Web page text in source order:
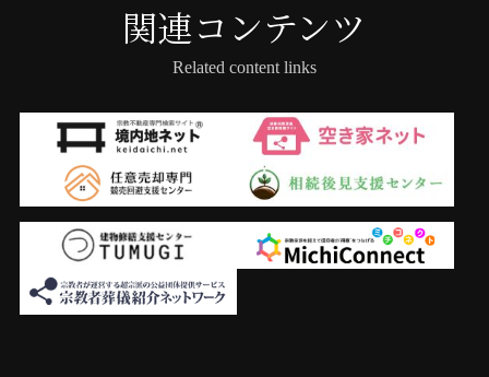
関連コンテンツ
Related content links